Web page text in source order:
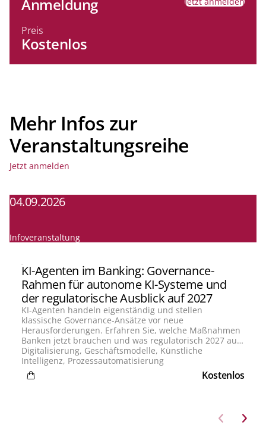
Anmeldung
Preis
Kostenlos
Mehr Infos zur
Veranstaltungsreihe
Jetzt anmelden
04.09.2026
Infoveranstaltung
KI-Agenten im Banking: Governance-
Rahmen für autonome KI-Systeme und
der regulatorische Ausblick auf 2027
KI-Agenten handeln eigenständig und stellen
klassische Governance-Ansätze vor neue
Herausforderungen. Erfahren Sie, welche Maßnahmen
Banken jetzt brauchen und was regulatorisch 2027 auf
sie zukommt.
Digitalisierung, Geschäftsmodelle, Künstliche
Intelligenz, Prozessautomatisierung
Kostenlos